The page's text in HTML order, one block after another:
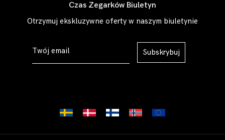
Czas Zegarków Biuletyn
Otrzymuj ekskluzywne oferty w naszym biuletynie
Subskrybuj